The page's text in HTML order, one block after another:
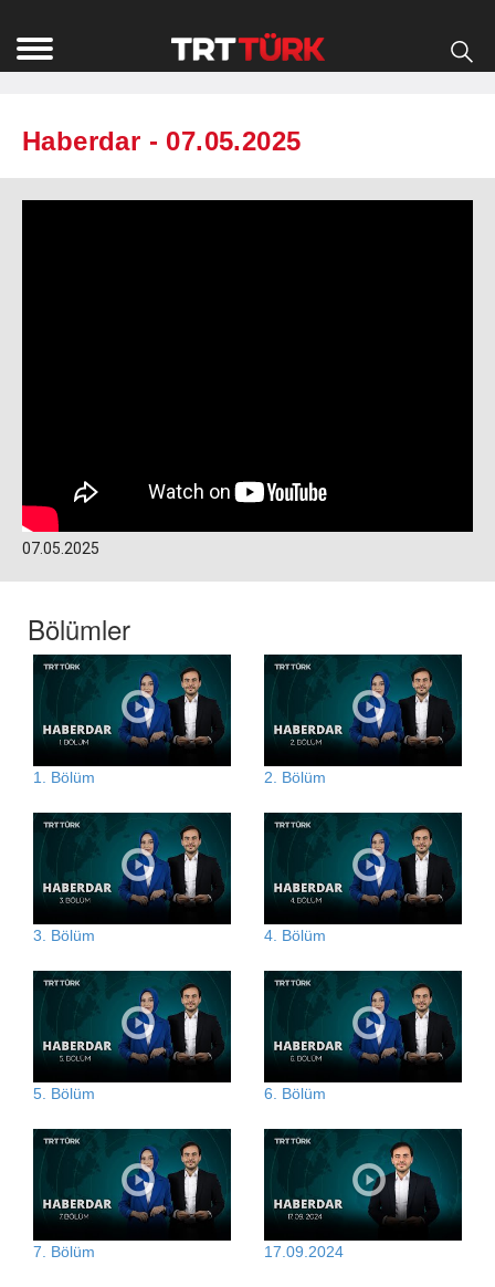
Haberdar - 07.05.2025
07.05.2025
Bölümler
1. Bölüm 2. Bölüm
3. Bölüm 4. Bölüm
5. Bölüm 6. Bölüm
7. Bölüm 17.09.2024